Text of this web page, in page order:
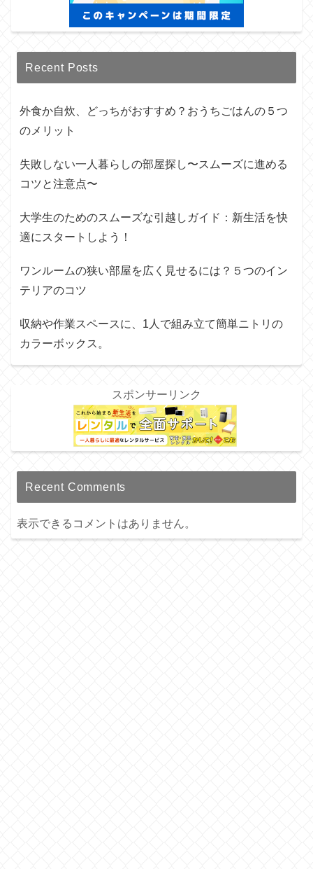
Recent Posts
外食か自炊、どっちがおすすめ？おうちごはんの５つ
のメリット
失敗しない一人暮らしの部屋探し〜スムーズに進める
コツと注意点〜
大学生のためのスムーズな引越しガイド：新生活を快
適にスタートしよう！
ワンルームの狭い部屋を広く見せるには？５つのイン
テリアのコツ
収納や作業スペースに、1人で組み立て簡単ニトリの
カラーボックス。
スポンサーリンク
Recent Comments
表示できるコメントはありません。